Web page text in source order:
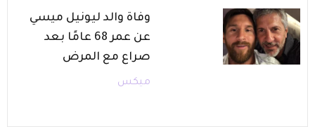
وفاة والد ليونيل ميسي
عن عمر 68 عامًا بعد
صراع مع المرض
ميكس